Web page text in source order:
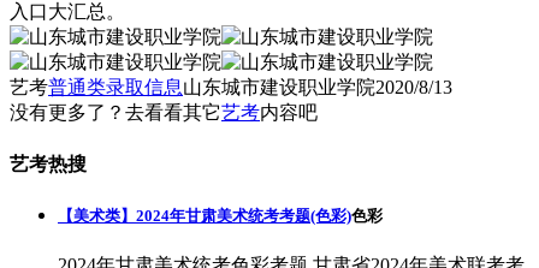
入口大汇总。
艺考普通类录取信息山东城市建设职业学院2020/8/13
没有更多了？去看看其它艺考内容吧
艺考热搜
【美术类】2024年甘肃美术统考考题(色彩)色彩